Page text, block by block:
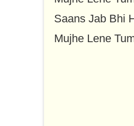
Saans Jab Bhi
Mujhe Lene